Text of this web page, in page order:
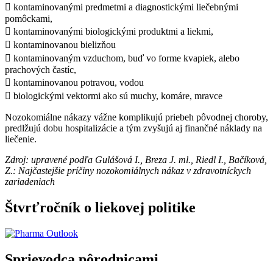
 kontaminovanými predmetmi a diagnostickými liečebnými
pomôckami,
 kontaminovanými biologickými produktmi a liekmi,
 kontaminovanou bielizňou
 kontaminovaným vzduchom, buď vo forme kvapiek, alebo
prachových častíc,
 kontaminovanou potravou, vodou
 biologickými vektormi ako sú muchy, komáre, mravce
Nozokomiálne nákazy vážne komplikujú priebeh pôvodnej choroby,
predlžujú dobu hospitalizácie a tým zvyšujú aj finančné náklady na
liečenie.
Zdroj: upravené podľa Gulášová I., Breza J. ml., Riedl I., Bačíková,
Z.: Najčastejšie príčiny nozokomiálnych nákaz v zdravotníckych
zariadeniach
Štvrťročník o liekovej politike